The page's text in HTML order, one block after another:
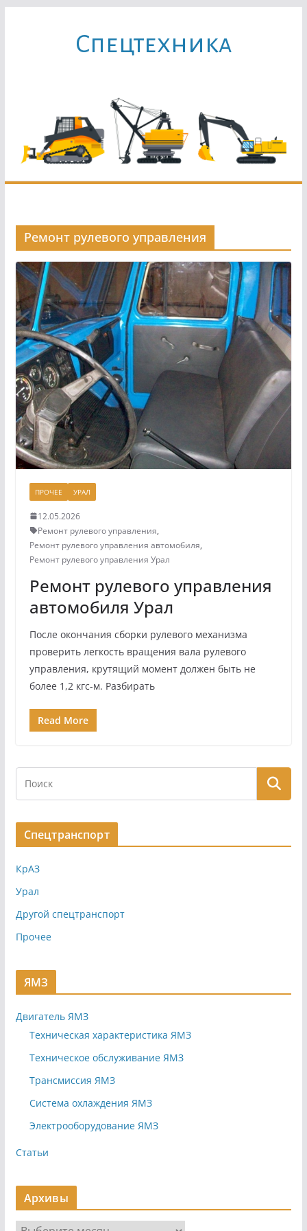
содержимомуCпецтехника
Ремонт рулевого управления
ПРОЧЕЕ УРАЛ
12.05.2026
Ремонт рулевого управления,
Ремонт рулевого управления автомобиля,
Ремонт рулевого управления Урал
Ремонт рулевого управления
автомобиля Урал
После окончания сборки рулевого механизма
проверить легкость вращения вала рулевого
управления, крутящий момент должен быть не
более 1,2 кгс-м. Разбирать
Read More
Спецтранспорт
КрАЗ
Урал
Другой спецтранспорт
Прочее
ЯМЗ
Двигатель ЯМЗ
Техническая характеристика ЯМЗ
Техническое обслуживание ЯМЗ
Трансмиссия ЯМЗ
Система охлаждения ЯМЗ
Электрооборудование ЯМЗ
Статьи
Архивы